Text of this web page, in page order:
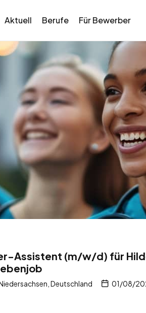
Aktuell Berufe Für Bewerber
Assistent (m/w/d) für
Deutschland 01/08/